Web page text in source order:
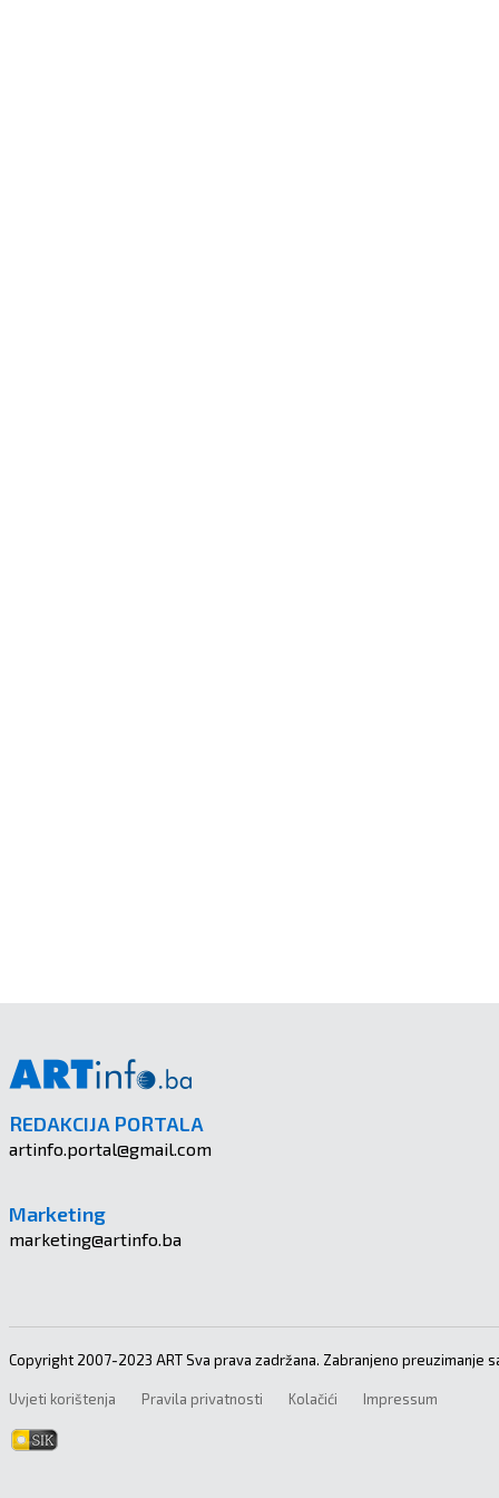
REDAKCIJA PORTALA
artinfo.portal@gmail.com
Marketing
marketing@artinfo.ba
Copyright 2007-2023 ART Sva prava zadržana. Zabranjeno preuzimanje
Uvjeti korištenja Pravila privatnosti Kolačići Impressum